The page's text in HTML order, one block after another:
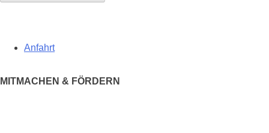
Anfahrt
MITMACHEN & FÖRDERN